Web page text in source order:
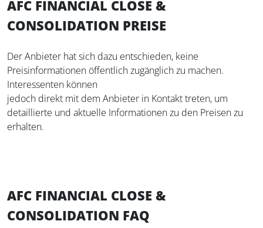
AFC FINANCIAL CLOSE &
CONSOLIDATION PREISE
Der Anbieter hat sich dazu entschieden, keine
Preisinformationen öffentlich zugänglich zu machen.
Interessenten können
jedoch direkt mit dem Anbieter in Kontakt treten, um
detaillierte und aktuelle Informationen zu den Preisen zu
erhalten.
AFC FINANCIAL CLOSE &
CONSOLIDATION FAQ